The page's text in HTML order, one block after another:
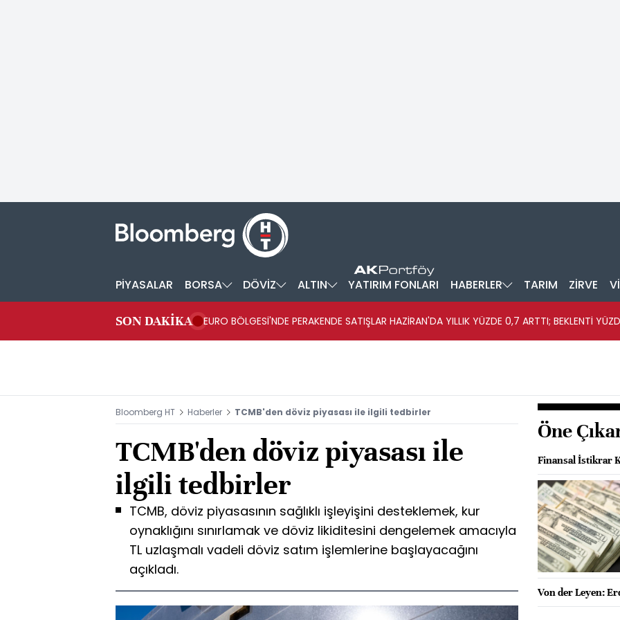
PİYASALAR BORSA DÖVİZ ALTIN YATIRIM FONLARI HABERLER TARIM ZİRVE
SON DAKİKA
EURO BÖLGESİ'NDE PERAKENDE SATIŞLAR HAZİRAN'DA YILLIK YÜZDE 0,7 ARTTI; BEKLENTİ
Bloomberg HT Haberler TCMB'den döviz piyasası ile ilgili tedbirler
TCMB'den döviz piyasası ile
ilgili tedbirler
TCMB, döviz piyasasının sağlıklı işleyişini desteklemek, kur
oynaklığını sınırlamak ve döviz likiditesini dengelemek amacıyla
TL uzlaşmalı vadeli döviz satım işlemlerine başlayacağını
açıkladı.
Öne
Finansal İstikrar
Von der Leyen: